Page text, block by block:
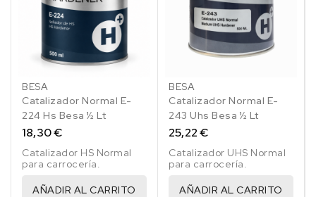
BESA
Catalizador Normal E-
224 Hs Besa ½ Lt
18,30 €
Catalizador HS Normal
para carrocería.
AÑADIR AL CARRITO
BESA
Catalizador Normal E-
243 Uhs Besa ½ Lt
25,22 €
Catalizador UHS Normal
para carrocería.
AÑADIR AL CARRITO